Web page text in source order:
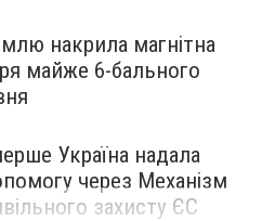
накрила магнітна
майже 6-бального
Україна надала
через Механізм
захисту ЄС